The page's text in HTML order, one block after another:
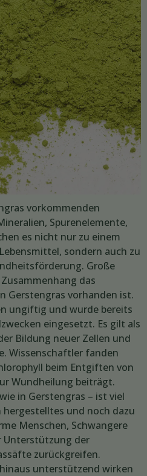
vorkommenden
Spurenelemente,
es nicht nur zu einem
sondern auch zu
Große
das
Gerstengras vorhanden ist.
ungiftig und wurde bereits
eingesetzt. Es gilt als
Bildung neuer Zellen und
Wissenschaftler fanden
beim Entgiften von
Wundheilung beiträgt.
in Gerstengras – ist viel
und noch dazu
Menschen, Schwangere
Unterstützung der
zurückgreifen.
unterstützend wirken